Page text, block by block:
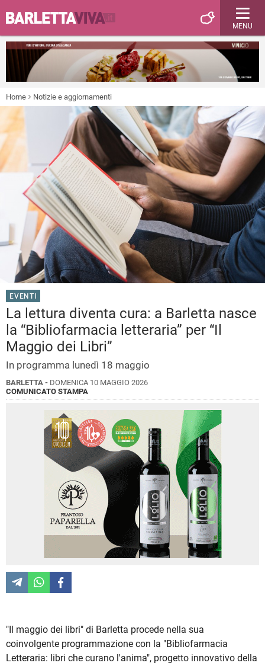
MENU
Home Notizie e aggiornamenti
EVENTI
La lettura diventa cura: a Barletta nasce
la “Bibliofarmacia letteraria” per “Il
Maggio dei Libri”
In programma lunedì 18 maggio
BARLETTA - DOMENICA 10 MAGGIO 2026
COMUNICATO STAMPA
"Il maggio dei libri" di Barletta procede nella sua
coinvolgente programmazione con la "Bibliofarmacia
Letteraria: libri che curano l'anima", progetto innovativo della